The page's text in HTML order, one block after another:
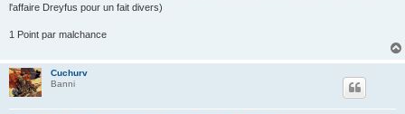
l'affaire Dreyfus pour un fait divers)
1 Point par malchance
Cuchurv
Banni